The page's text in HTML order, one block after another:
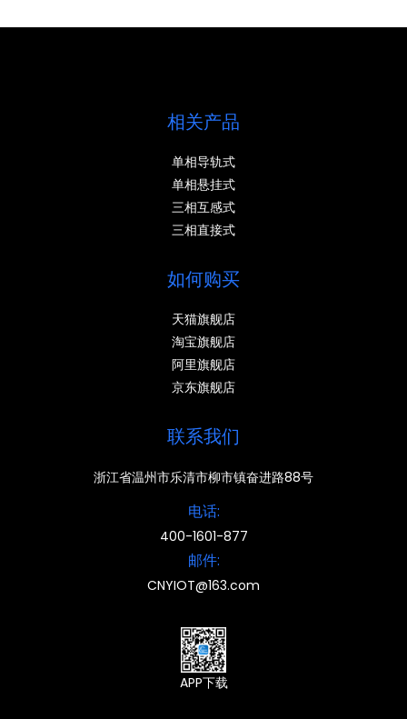
相关产品
单相导轨式
单相悬挂式
三相互感式
三相直接式
如何购买
天猫旗舰店
淘宝旗舰店
阿里旗舰店
京东旗舰店
联系我们
浙江省温州市乐清市柳市镇奋进路88号
电话:
400-1601-877
邮件:
CNYIOT@163.com
APP下载